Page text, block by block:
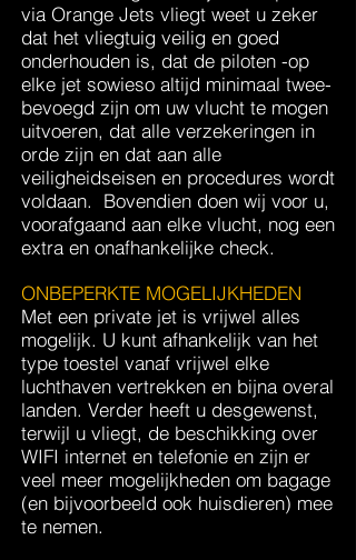
via Orange Jets vliegt weet u zeker
dat het vliegtuig veilig en goed
onderhouden is, dat de piloten -op
elke jet sowieso altijd minimaal twee-
bevoegd zijn om uw vlucht te mogen
uitvoeren, dat alle verzekeringen in
orde zijn en dat aan alle
veiligheidseisen en procedures wordt
voldaan. Bovendien doen wij voor u,
voorafgaand aan elke vlucht, nog een
extra en onafhankelijke check.
ONBEPERKTE MOGELIJKHEDEN
Met een private jet is vrijwel alles
mogelijk. U kunt afhankelijk van het
type toestel vanaf vrijwel elke
luchthaven vertrekken en bijna overal
landen. Verder heeft u desgewenst,
terwijl u vliegt, de beschikking over
WIFI internet en telefonie en zijn er
veel meer mogelijkheden om bagage
(en bijvoorbeeld ook huisdieren) mee
te nemen.